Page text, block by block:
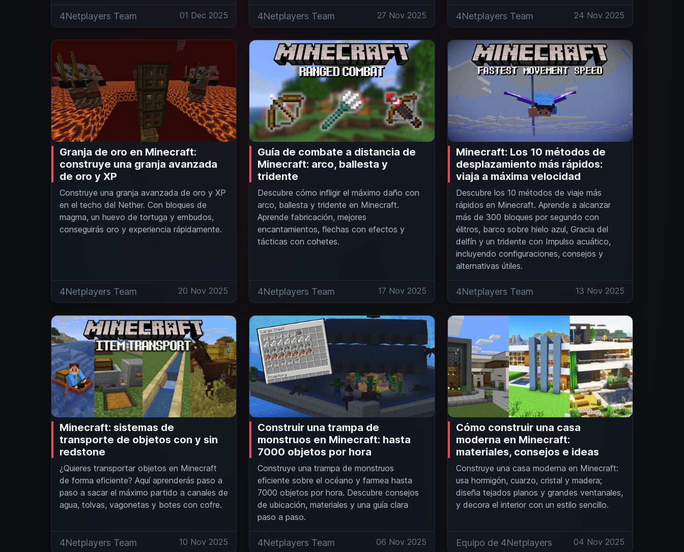
4Netplayers Team 01 Dec 2025 4Netplayers Team 27 Nov 2025 4Netplayers Team 24 Nov 2025
Granja de oro en Minecraft:
construye una granja avanzada
de oro y XP
Construye una granja avanzada de oro y XP
en el techo del Nether. Con bloques de
magma, un huevo de tortuga y embudos,
conseguirás oro y experiencia rápidamente.
4Netplayers Team 20 Nov 2025
Guía de combate a distancia de
Minecraft: arco, ballesta y
tridente
Descubre cómo infligir el máximo daño con
arco, ballesta y tridente en Minecraft.
Aprende fabricación, mejores
encantamientos, flechas con efectos y
tácticas con cohetes.
4Netplayers Team 17 Nov 2025
Minecraft: Los 10 métodos de
desplazamiento más rápidos:
viaja a máxima velocidad
Descubre los 10 métodos de viaje más
rápidos en Minecraft. Aprende a alcanzar
más de 300 bloques por segundo con
élitros, barco sobre hielo azul, Gracia del
delfín y un tridente con Impulso acuático,
incluyendo configuraciones, consejos y
alternativas útiles.
4Netplayers Team 13 Nov 2025
Minecraft: sistemas de
transporte de objetos con y sin
redstone
¿Quieres transportar objetos en Minecraft
de forma eficiente? Aquí aprenderás paso a
paso a sacar el máximo partido a canales de
agua, tolvas, vagonetas y botes con cofre.
4Netplayers Team 10 Nov 2025
Construir una trampa de
monstruos en Minecraft: hasta
7000 objetos por hora
Construye una trampa de monstruos
eficiente sobre el océano y farmea hasta
7000 objetos por hora. Descubre consejos
de ubicación, materiales y una guía clara
paso a paso.
4Netplayers Team 06 Nov 2025
Cómo construir una casa
moderna en Minecraft:
materiales, consejos e ideas
Construye una casa moderna en Minecraft:
usa hormigón, cuarzo, cristal y madera;
diseña tejados planos y grandes ventanales,
y decora el interior con un estilo sencillo.
Equipo de 4Netplayers 04 Nov 2025